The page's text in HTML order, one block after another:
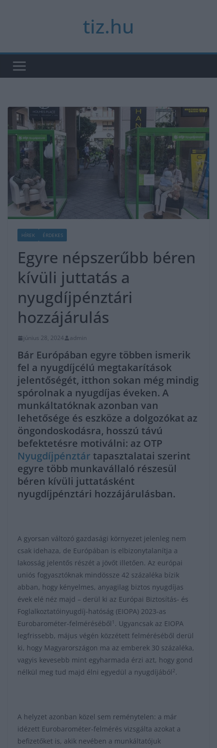
tiz.hu
HÍREK ÉRDEKES
Egyre népszerűbb béren
kívüli juttatás a
nyugdíjpénztári
hozzájárulás
június 28, 2024 admin
Bár Európában egyre többen ismerik
fel a nyugdíjcélú megtakarítások
jelentőségét, itthon sokan még mindig
spórolnak a nyugdíjas éveken. A
munkáltatóknak azonban van
lehetősége és eszköze a dolgozókat az
öngondoskodásra, hosszú távú
befektetésre motiválni: az OTP
Nyugdíjpénztár tapasztalatai szerint
egyre több munkavállaló részesül
béren kívüli juttatásként
nyugdíjpénztári hozzájárulásban.
A gyorsan változó gazdasági környezet jelenleg nem
csak idehaza, de Európában is elbizonytalanítja a
lakosság jelentős részét a jövőt illetően. Az európai
uniós fogyasztóknak mindössze 42 százaléka bízik
abban, hogy kényelmes, anyagilag biztos nyugdíjas
évek elé néz majd – derül ki az Európai Biztosítás- és
Foglalkoztatóinyugdíj-hatóság (EIOPA) 2023-as
Eurobarométer-felméréséből 1 . Ugyancsak az EIOPA
legfrissebb, május végén közzétett felméréséből derül
ki, hogy Magyarországon ma az emberek 30 százaléka,
vagyis kevesebb mint egyharmada érzi azt, hogy gond
nélkül meg tud majd élni egyedül a nyugdíjából 2.
A helyzet azonban közel sem reménytelen: a már
idézett Eurobarométer-felmérés vizsgálta azokat a
befizetőket is, akik nevében a munkáltatójuk